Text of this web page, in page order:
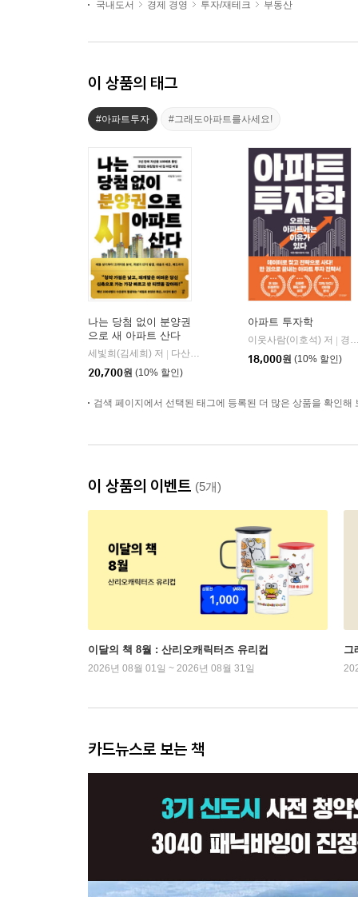
국내도서
경제 경영 투자/재테크 부동산
이 상품의 태그
#아파트투자 #그래도아파트를사세요!
나는 당첨 없이 분양권
으로 새 아파트 산다
세빛희(김세희) 저
다산북스
20,700원 (10% 할인)
아파트 투자학
이웃사람(이호석) 저
경향비피
18,000원 (10% 할인)
검색 페이지에서 선택된 태그에 등록된 더 많은 상품을 확인해
이 상품의 이벤트 (5개)
이달의 책 8월 : 산리오캐릭터즈 유리컵
2026년 08월 01일 ~ 2026년 08월 31일
그
카드뉴스로 보는 책